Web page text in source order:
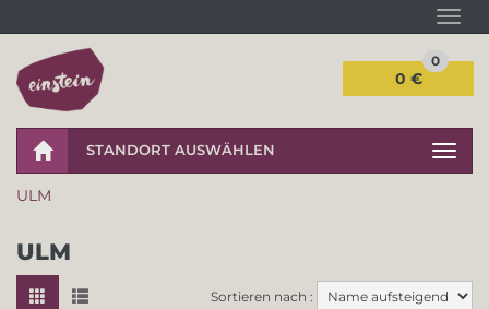
0 €
0
STANDORT AUSWÄHLEN
ULM
ULM
Sortieren nach :